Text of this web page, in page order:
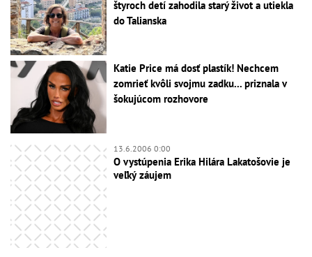
štyroch detí zahodila starý život a utiekla
do Talianska
Katie Price má dosť plastík! Nechcem
zomrieť kvôli svojmu zadku... priznala v
šokujúcom rozhovore
13.6.2006 0:00
O vystúpenia Erika Hilára Lakatošovie je
veľký záujem